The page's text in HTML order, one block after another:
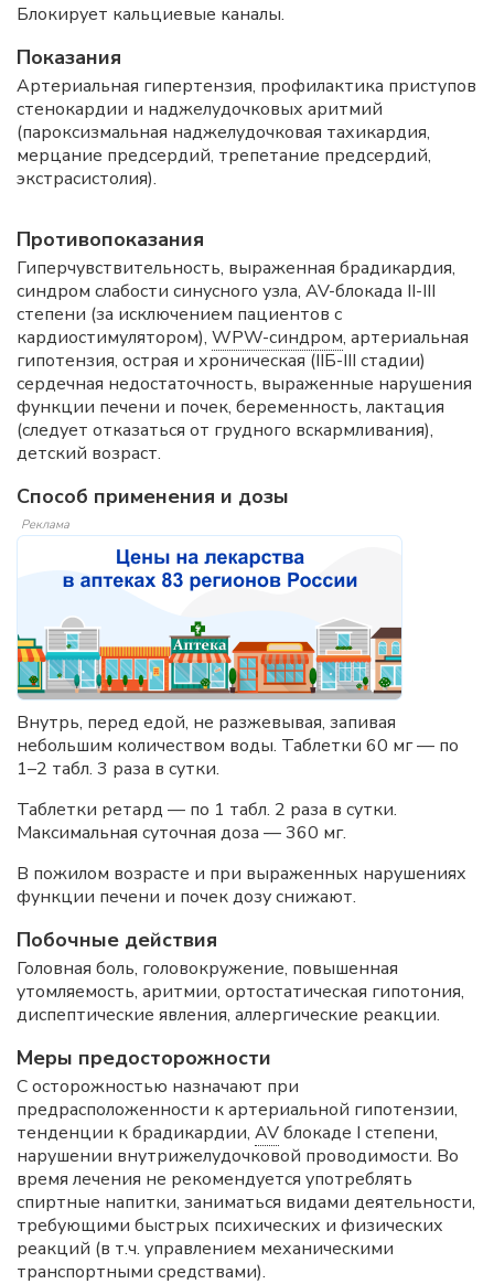
Блокирует кальциевые каналы.
Показания
Артериальная гипертензия, профилактика приступов
стенокардии и наджелудочковых аритмий
(пароксизмальная наджелудочковая тахикардия,
мерцание предсердий, трепетание предсердий,
экстрасистолия).
Противопоказания
Гиперчувствительность, выраженная брадикардия,
синдром слабости синусного узла, AV-блокада II-III
степени (за исключением пациентов с
кардиостимулятором), WPW-синдром, артериальная
гипотензия, острая и хроническая (IIБ-III стадии)
сердечная недостаточность, выраженные нарушения
функции печени и почек, беременность, лактация
(следует отказаться от грудного вскармливания),
детский возраст.
Способ применения и дозы
Реклама
Внутрь, перед едой, не разжевывая, запивая
небольшим количеством воды. Таблетки 60 мг — по
1–2 табл. 3 раза в сутки.
Таблетки ретард — по 1 табл. 2 раза в сутки.
Максимальная суточная доза — 360 мг.
В пожилом возрасте и при выраженных нарушениях
функции печени и почек дозу снижают.
Побочные действия
Головная боль, головокружение, повышенная
утомляемость, аритмии, ортостатическая гипотония,
диспептические явления, аллергические реакции.
Меры предосторожности
С осторожностью назначают при
предрасположенности к артериальной гипотензии,
тенденции к брадикардии, AVблокаде I степени,
нарушении внутрижелудочковой проводимости. Во
время лечения не рекомендуется употреблять
спиртные напитки, заниматься видами деятельности,
требующими быстрых психических и физических
реакций (в т.ч. управлением механическими
транспортными средствами).